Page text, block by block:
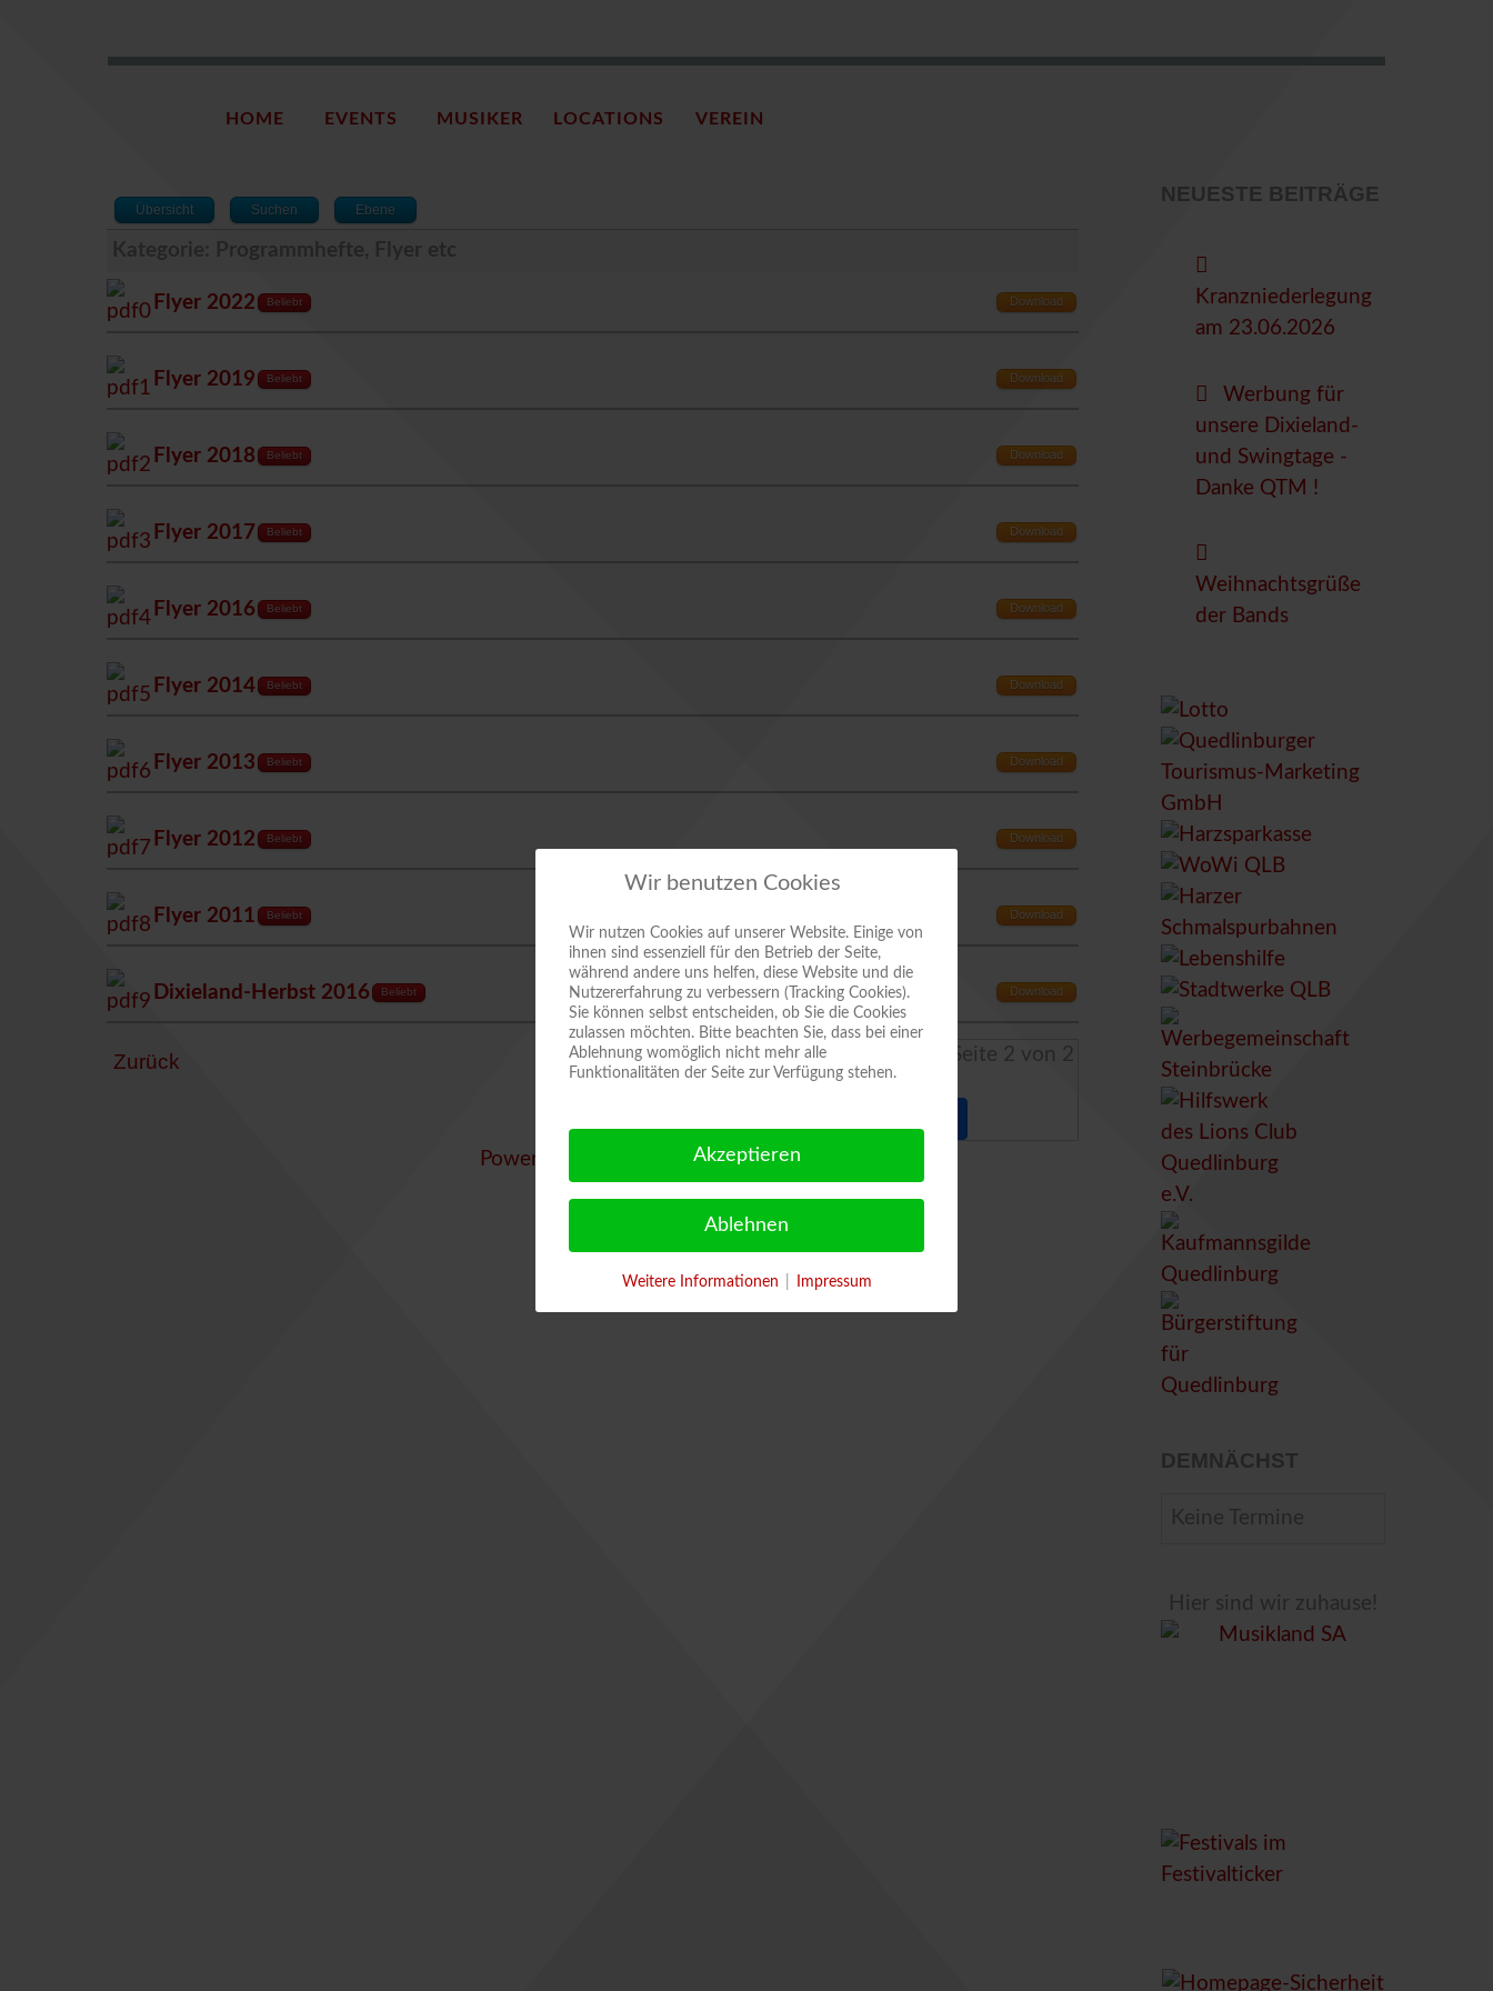
HOME EVENTS MUSIKER LOCATIONS VEREIN
Übersicht Suchen Ebene
Kategorie: Programmhefte, Flyer etc
Flyer 2022 Beliebt Download
Flyer 2019 Beliebt Download
Flyer 2018 Beliebt Download
Flyer 2017 Beliebt Download
Flyer 2016 Beliebt Download
Flyer 2014 Beliebt Download
Flyer 2013 Beliebt Download
Flyer 2012 Beliebt Download
Flyer 2011 Beliebt Download
Dixieland-Herbst 2016 Beliebt Download
Downloads: Seite 2 von 2
Zurück
Powered by jDownloads
NEUESTE BEITRÄGE
Kranzniederlegung
am 23.06.2026
Werbung für
unsere Dixieland-
und Swingtage -
Danke QTM !
Weihnachtsgrüße
der Bands
DEMNÄCHST
Keine Termine
Hier sind wir zuhause!
Wir benutzen Cookies
Wir nutzen Cookies auf unserer Website. Einige von
ihnen sind essenziell für den Betrieb der Seite,
während andere uns helfen, diese Website und die
Nutzererfahrung zu verbessern (Tracking Cookies).
Sie können selbst entscheiden, ob Sie die Cookies
zulassen möchten. Bitte beachten Sie, dass bei einer
Ablehnung womöglich nicht mehr alle
Funktionalitäten der Seite zur Verfügung stehen.
Akzeptieren
Ablehnen
Weitere Informationen Impressum